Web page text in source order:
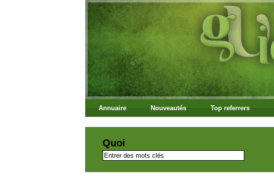
Annuaire Nouveautés Top referrers
Quoi